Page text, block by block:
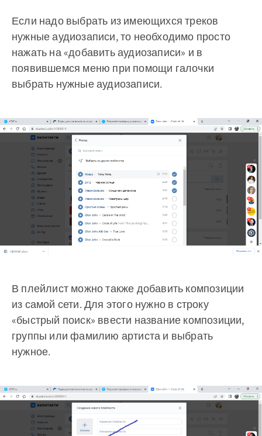
Если надо выбрать из имеющихся треков
нужные аудиозаписи, то необходимо просто
нажать на «добавить аудиозаписи» и в
появившемся меню при помощи галочки
выбрать нужные аудиозаписи.
В плейлист можно также добавить композиции
из самой сети. Для этого нужно в строку
«быстрый поиск» ввести название композиции,
группы или фамилию артиста и выбрать
нужное.